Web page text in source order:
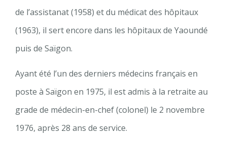
de l’assistanat (1958) et du médicat des hôpitaux
(1963), il sert encore dans les hôpitaux de Yaoundé
puis de Saïgon.
Ayant été l’un des derniers médecins français en
poste à Saïgon en 1975, il est admis à la retraite au
grade de médecin-en-chef (colonel) le 2 novembre
1976, après 28 ans de service.